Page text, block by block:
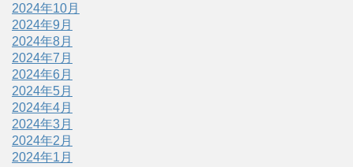
2024年10月
2024年9月
2024年8月
2024年7月
2024年6月
2024年5月
2024年4月
2024年3月
2024年2月
2024年1月